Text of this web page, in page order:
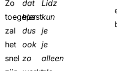
Zo
toegepast
zal
het
snel
dat
hier
dus
ook
zo
Lidz
kun
je
je
alleen